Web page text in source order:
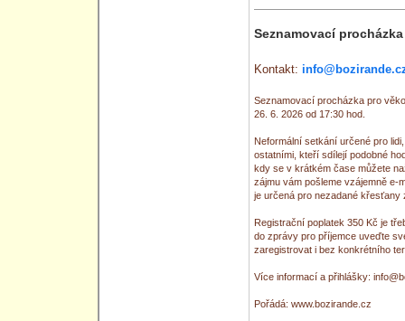
Seznamovací
Kontakt:
Seznamovací procházka pro
26. 6. 2026 od 17:30 hod.
Neformální setkání určené pro
ostatními, kteří sdílejí podobné
kdy se v krátkém čase můžete
zájmu vám pošleme vzájemně e-
je určená pro nezadané
Registrační poplatek 350 Kč je
do zprávy pro příjemce uveďte
zaregistrovat i bez konkrétního
Více informací a přihlášky:
Pořádá: www.bozirande.cz